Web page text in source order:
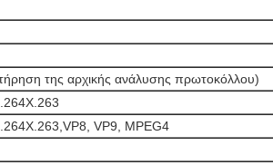
της αρχικής ανάλυσης πρωτοκόλλου)
VP9, MPEG4